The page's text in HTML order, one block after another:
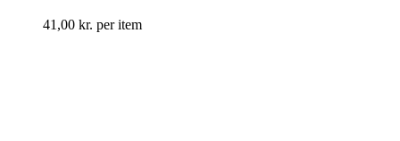
41,00 kr. per item